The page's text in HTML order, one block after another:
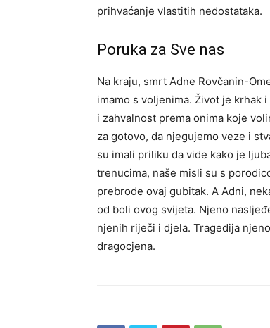
prihvaćanje vlastitih nedostataka.
Poruka za Sve nas
Na kraju, smrt Adne Rovčanin-
imamo s voljenima. Život je krhak
i zahvalnost prema onima koje
za gotovo, da njegujemo veze i
su imali priliku da vide kako je
trenucima, naše misli su s
prebrode ovaj gubitak. A Adni,
od boli ovog svijeta. Njeno
njenih riječi i djela. Tragedija
dragocjena.